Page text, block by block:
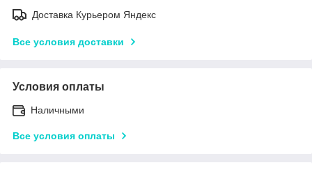
Доставка Курьером Яндекс
Все условия доставки
Условия оплаты
Наличными
Все условия оплаты